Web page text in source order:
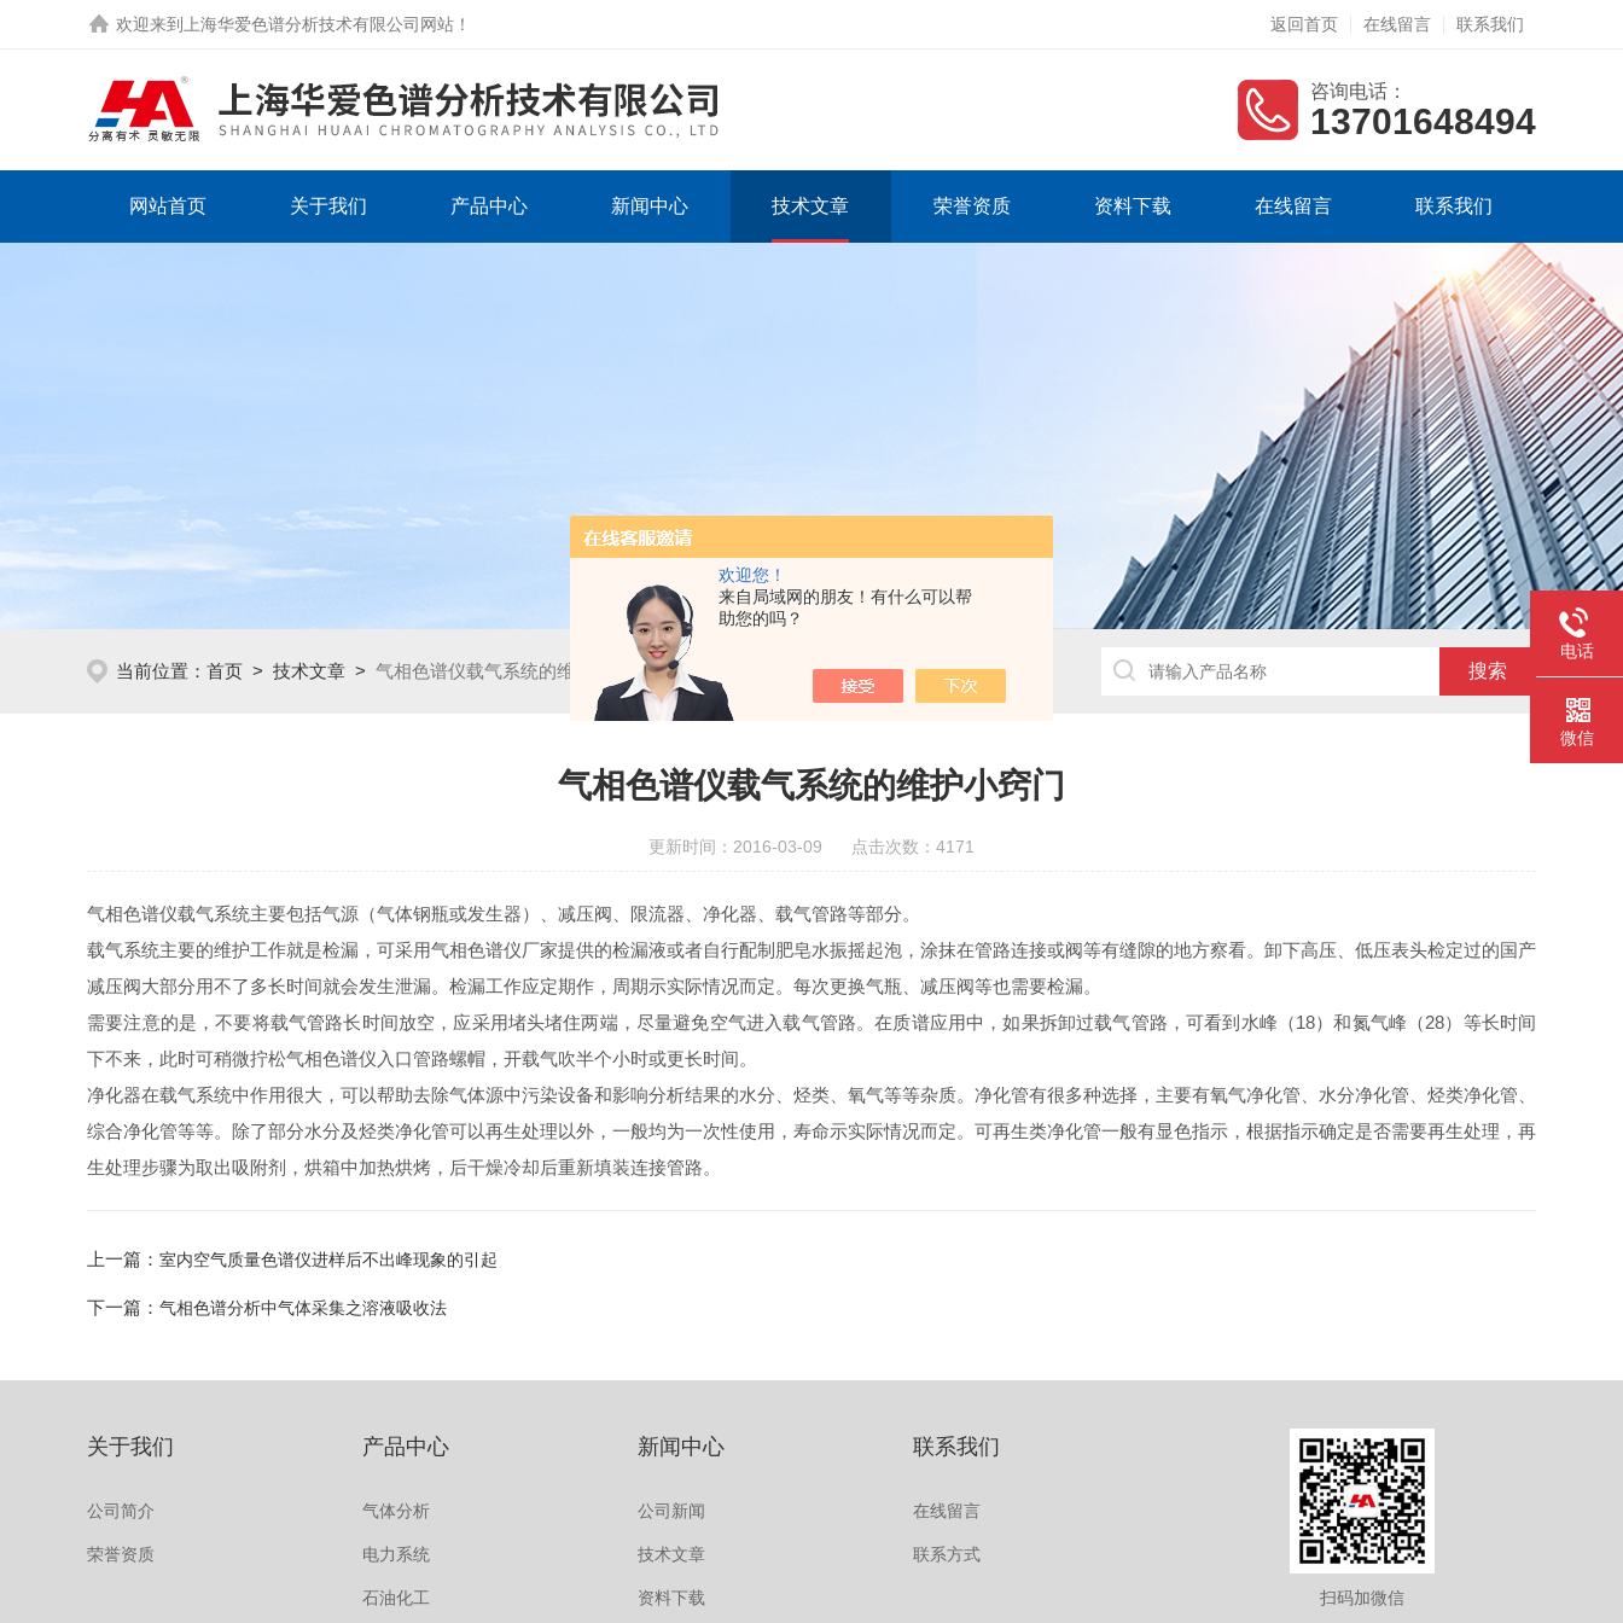
欢迎您！
来自局域网的朋友！有什么可以帮
助您的吗？
欢迎来到 上海华爱色谱分析技术有限公司网站 ！ 返回首页 在线留言 联系我们
咨询电话：
13701648494
网站首页 关于我们 产品中心 新闻中心 技术文章 荣誉资质 资料下载 在线留言 联系我们
当前位置： 首页 > 技术文章 > 气相色谱仪载气系统的维护小窍门
气相色谱仪载气系统的维护小窍门
更新时间：2016-03-09 点击次数：4171
气相色谱仪载气系统主要包括气源（气体钢瓶或发生器）、减压阀、限流器、净化器、载气管路等部分。
载气系统主要的维护工作就是检漏，可采用气相色谱仪厂家提供的检漏液或者自行配制肥皂水振摇起泡，涂抹在管路连接或阀等有缝隙的地方察看。卸下高压、低压表头检定过的国产
减压阀大部分用不了多长时间就会发生泄漏。检漏工作应定期作，周期示实际情况而定。每次更换气瓶、减压阀等也需要检漏。
需要注意的是，不要将载气管路长时间放空，应采用堵头堵住两端，尽量避免空气进入载气管路。在质谱应用中，如果拆卸过载气管路，可看到水峰（18）和氮气峰（28）等长时间
下不来，此时可稍微拧松气相色谱仪入口管路螺帽，开载气吹半个小时或更长时间。
净化器在载气系统中作用很大，可以帮助去除气体源中污染设备和影响分析结果的水分、烃类、氧气等等杂质。净化管有很多种选择，主要有氧气净化管、水分净化管、烃类净化管、
综合净化管等等。除了部分水分及烃类净化管可以再生处理以外，一般均为一次性使用，寿命示实际情况而定。可再生类净化管一般有显色指示，根据指示确定是否需要再生处理，再
生处理步骤为取出吸附剂，烘箱中加热烘烤，后干燥冷却后重新填装连接管路。
上一篇： 室内空气质量色谱仪进样后不出峰现象的引起
下一篇： 气相色谱分析中气体采集之溶液吸收法
关于我们
公司简介
荣誉资质
产品中心
气体分析
电力系统
石油化工
新闻中心
公司新闻
技术文章
资料下载
联系我们
在线留言
联系方式
扫码加微信
电话
微信